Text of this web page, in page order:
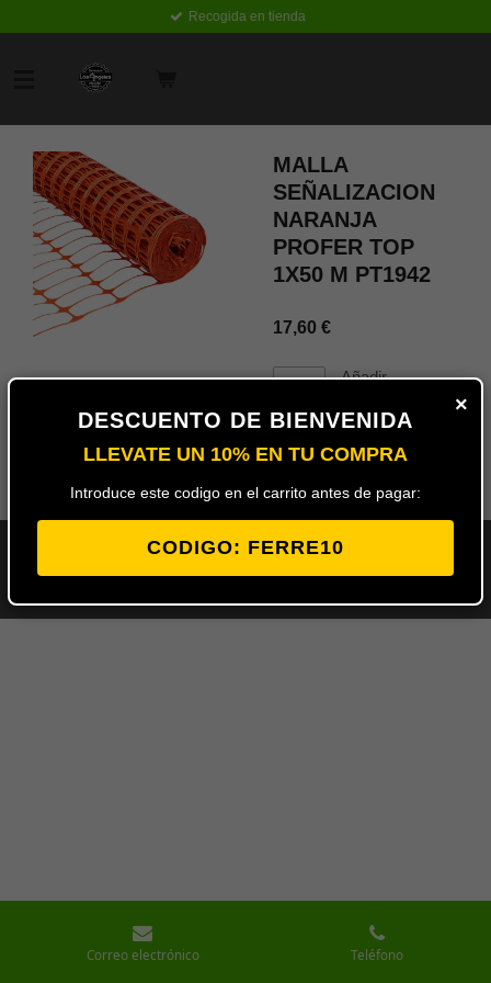
Recogida en tienda
MALLA
SEÑALIZACION
NARANJA
PROFER TOP
1X50 M PT1942
17,60 €
Añadir
carrito
© 2024 - 2026 Ferretería Los Ángeles
Con la tecnología deWebador
Correo electrónico Teléfono
×
DESCUENTO DE BIENVENIDA
LLEVATE UN 10% EN TU COMPRA
Introduce este codigo en el carrito antes de pagar:
CODIGO: FERRE10